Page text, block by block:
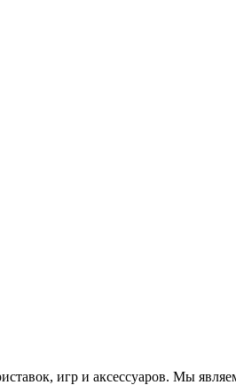
игр и аксессуаров. Мы